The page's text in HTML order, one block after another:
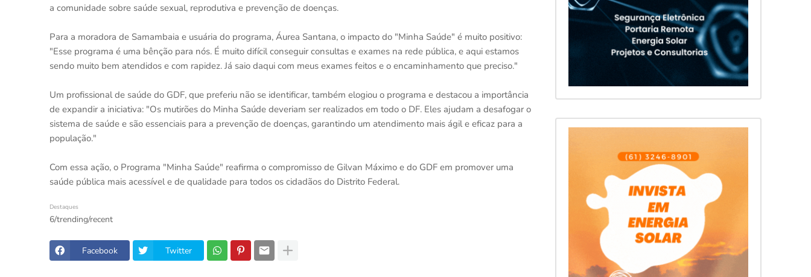
a comunidade sobre saúde sexual, reprodutiva e prevenção de doenças.
Para a moradora de Samambaia e usuária do programa, Áurea Santana, o impacto do "Minha Saúde" é muito positivo:
"Esse programa é uma bênção para nós. É muito difícil conseguir consultas e exames na rede pública, e aqui estamos
sendo muito bem atendidos e com rapidez. Já saio daqui com meus exames feitos e o encaminhamento que preciso."
Um profissional de saúde do GDF, que preferiu não se identificar, também elogiou o programa e destacou a importância
de expandir a iniciativa: "Os mutirões do Minha Saúde deveriam ser realizados em todo o DF. Eles ajudam a desafogar o
sistema de saúde e são essenciais para a prevenção de doenças, garantindo um atendimento mais ágil e eficaz para a
população."
Com essa ação, o Programa "Minha Saúde" reafirma o compromisso de Gilvan Máximo e do GDF em promover uma
saúde pública mais acessível e de qualidade para todos os cidadãos do Distrito Federal.
Destaques
6/trending/recent
Facebook Twitter